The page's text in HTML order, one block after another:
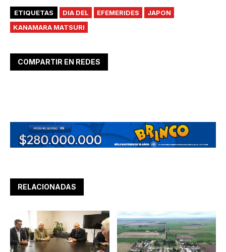
ETIQUETAS DIA DEL EFEMERIDES
JAPON
KANAMARA MATSURI
COMPARTIR EN REDES
RELACIONADAS